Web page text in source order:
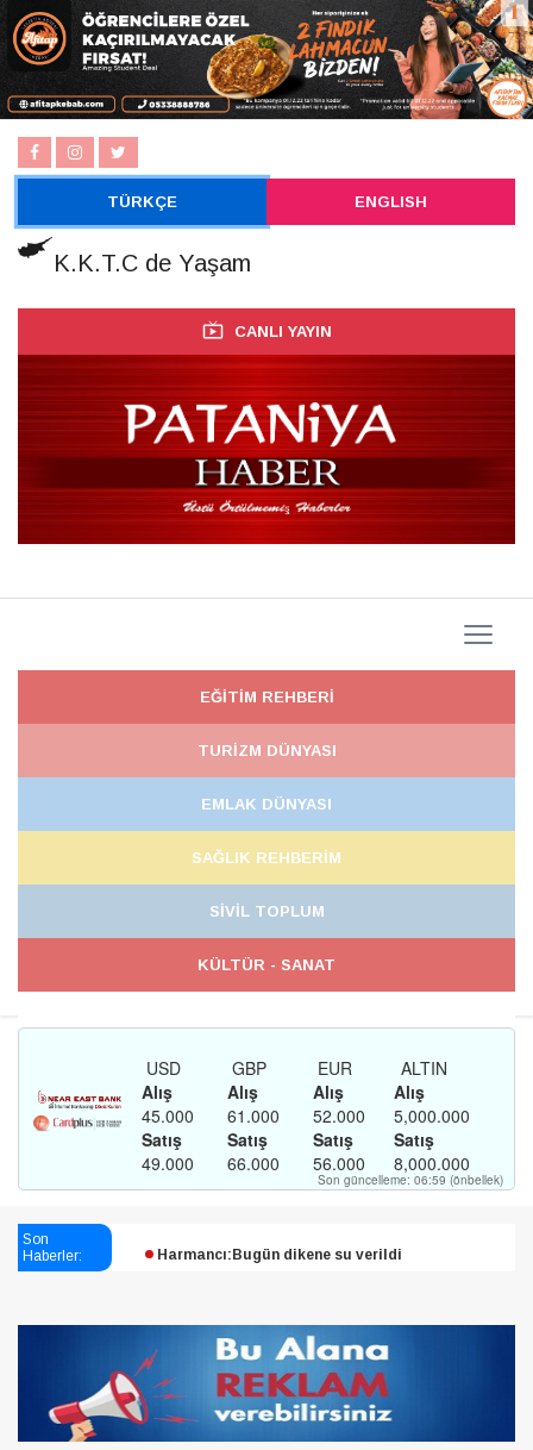
TÜRKÇE ENGLISH
K.K.T.C de Yaşam
CANLI YAYIN
EĞİTİM REHBERİ
TURİZM DÜNYASI
EMLAK DÜNYASI
SAĞLIK REHBERİM
SİVİL TOPLUM
KÜLTÜR - SANAT
Son
Haberler:
Esendağlı:Adıyaman’daki süreç sona erdi, hukuk
Harmancı:Bugün dikene su verildi
Derneği:Vicdanlarınız tutsak, kalemleriniz esir